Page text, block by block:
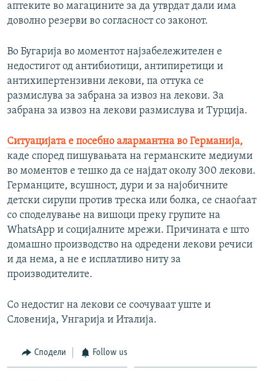
аптеките во магацините за да утврдат дали има
доволно резерви во согласност со законот.
Во Бугарија во моментот најзабележителен е
недостигот од антибиотици, антипиретици и
антихипертензивни лекови, па оттука се
размислува за забрана за извоз на лекови. За
забрана за извоз на лекови размислува и Турција.
Ситуацијата е посебно алармантна во Германија,
каде според пишувањата на германските медиуми
во моментов е тешко да се најдат околу 300 лекови.
Германците, всушност, дури и за најобичните
детски сирупи против треска или болка, се снаоѓаат
со споделување на вишоци преку групите на
WhatsApp и социјалните мрежи. Причината е што
домашно производство на одредени лекови речиси
и да нема, а не е исплатливо ниту за
производителите.
Со недостиг на лекови се соочуваат уште и
Словенија, Унгарија и Италија.
Сподели Follow us